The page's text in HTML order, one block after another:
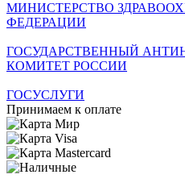
МИНИСТЕРСТВО
ФЕДЕРАЦИИ
ГОСУДАРСТВЕННЫЙ
КОМИТЕТ РОССИИ
ГОСУСЛУГИ
Принимаем к оплате